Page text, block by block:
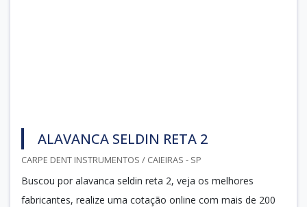
ALAVANCA SELDIN RETA 2
CARPE DENT INSTRUMENTOS / CAIEIRAS - SP
Buscou por alavanca seldin reta 2, veja os melhores
fabricantes, realize uma cotação online com mais de 200